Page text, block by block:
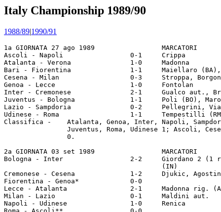
Italy Championship 1989/90
1988/89|1990/91
1a GIORNATA 27 ago 1989                 MARCATORI
Ascoli - Napoli                 0-1     Crippa
Atalanta - Verona               1-0     Madonna
Bari - Fiorentina               1-1     Maiellaro (BA), Baggio (FI)
Cesena - Milan                  0-3     Stroppa, Borgonovo, Massaro
Genoa - Lecce                   1-0     Fontolan
Inter - Cremonese               2-1     Gualco aut., Brehme rig. (IN)
Juventus - Bologna              1-1     Poli (BO), Marocchi (JU)
Lazio - Sampdoria               0-2     Pellegrini, Vialli
Udinese - Roma                  1-1     Tempestilli (RM)
Classifica -    Atalanta, Genoa, Inter, Napoli, Sampdoria 2; Bari, Bologna, Fiorentina,
                Juventus, Roma, Udinese 1; Ascoli, Cesena, Cremonese, Lazio, Lecce, Verona
                0.

2a GIORNATA 03 set 1989                 MARCATORI
Bologna - Inter                 2-2     Giordano 2 (1 rig.) (BO), Klinsmann, Mandorlini
                                        (IN)
Cremonese - Cesena              1-2     Djukic, Agostini (CE)
Fiorentina - Genoa*             0-0
Lecce - Atalanta                2-1     Madonna rig. (AT), Moriero, Pasculli (LE)
Milan - Lazio                   0-1     Maldini aut.
Napoli - Udinese                1-0     Renica
Roma - Ascoli**                 0-0
Sampdoria - Bari                0-0
Verona - Juventus               1-4     Schillaci 2, Fortunato, Marocchi (JU)
Classifica -    Napoli 4; Genoa, Inter, Juventus, Sampdoria 3; Atalanta, Bari, Bologna,
                Cesena, Fiorentina, Lazio, Lecce, Milan, Roma 2; Udinese, Ascoli 1;
                Cremonese, Verona 0.
*played in Pistoia
**played in Pescara

3a GIORNATA 06 set 1989                 MARCATORI
Ascoli - Sampdoria              2-1     Salsano (SA)
Atalanta - Milan                0-1     Ancelotti
Bari - Verona                   2-1     Gerson, Scarafoni (BA)
Cesena - Napoli                 0-0
Genoa - Roma                    0-2     Voller 2 (1 rig.)
Inter - Lecce                   2-1     Klinsmann, Brehme rig. (IN), Pasculli (LE)
Juventus - Fiorentina           3-1     Kubik (FI), Casiraghi, Schillaci, Alessio (JU)
Lazio - Cremonese               1-1     Ruben Sosa (LA)
Udinese - Bologna               1-1     Villa (BO)
Classifica -    Inter, Juventus, Napoli 5; Bari, Milan, Roma 4; Ascoli, Bologna, Cesena,
                Genoa, Lazio, Sampdoria 3; Atalanta, Fiorentina, Lecce, Udinese 2;
                Cremonese 1; Verona 0.

4a GIORNATA 10 set 1989                 MARCATORI
Bologna - Bari                  3-1     Lorenzo (BA), Lorenzo, Bonini, Poli (BO)
Cremonese - Genoa               0-1     Aguilera rig.
Fiorentina - Lazio*             1-0     Baggio rig.
Juventus - Ascoli               3-1     Zavarov, Bonetti, Sabato aut. (JU)
Lecce - Cesena                  2-1     Esposito (CE), Marino, Pasculli rig. (LE)
Milan - Udinese                 3-1     Ancelotti, Massaro, Rijkaard (MI)
Roma - Atalanta                 4-1     Caniggia (AT), Desideri, Gerolin, Berthold, 
                                        Voller (RM)
Sampdoria - Inter               2-0     Vialli, Cerezo
Verona - Napoli                 1-2     Mauro, Careca rig. (NA)
Classifica -    Juventus, Napoli 7; Milan, Roma 6; Bologna, Genoa, Inter, Sampdoria 5;
                Bari, Fiorentina, Lecce 4; Ascoli, Cesena, Lazio 3; Atalanta, Udinese 2;
                Cremonese 1; Verona 0.
*played in Pistoia

5a GIORNATA 17 set 1989                 MARCATORI
Ascoli - Verona                 1-1
Atalanta - Cremonese            2-0     Madonna, Bortolazzi
Bari - Roma                     1-2     Joao Paulo (BA), Brambati aut., Desideri (RM)
Cesena - Bologna                0-0
Genoa - Milan                   1-1     Aguilera (GE), Rijkaard (MI)
Inter - Juventus                2-1     Matthaeus, Klinsmann (IN), Marocchi (JU)
Lazio - Lecce                   3-0     Amarildo 2, Gregucci
Napoli - Fiorentina             3-2     Baggio 2 (1 rig.) (FI), Pioli aut., Careca, 
                                        Corradini (NA)
Udinese - Sampdoria             3-3     Paganin aut., Vialli, Katanec (SA)
Classifica -    Napoli 9; Roma 8; Inter, Juventus, Milan 7; Bologna, Genoa, Sampdoria 6;
                Lazio 5; Ascoli, Atalanta, Bari, Cesena, Fiorentina, Lecce 4; Udinese 3;
                Cremonese, Verona 1.

6a GIORNATA 24 set 1989                 MARCATORI
Ascoli - Inter                  0-1     Klinsmann
Bologna - Genoa                 1-0     Villa
Cremonese - Napoli              1-1     Maradona (NA)
Juventus - Bari                 1-0     Schillaci
Lecce - Udinese                 1-0     Pasculli
Milan - Fiorentina              1-1     Dell'Oglio (FI), Tassotti (MI)
Roma - Cesena                   1-0     Desideri
Sampdoria - Atalanta            1-0     Katanec
Verona - Lazio                  1-1     Sotomayor aut.
Classifica -    Napoli, Roma 10; Inter, Juventus 9; Bologna, Milan, Sampdoria 8; Genoa,
                Lazio, Lecce 6; Fiorentina 5; Ascoli, Atalanta, Bari, Cesena 4; Udinese 3;
                Cremonese, Verona 2.

7a GIORNATA 01 ott 1989                 MARCATORI
Atalanta - Cesena               1-0     Stromberg
Bari - Ascoli                   2-2     Joao Paulo 2 (BA)
Bologna - Cremonese             1-1     Giordano rig. (BO)
Fiorentina - Udinese*           1-2     Buso (FI)
Genoa - Sampdoria               1-2     Fontolan (GE), Vialli, Mancini (SA)
Inter - Roma                    3-0     Matthaeus, Brehme, Matthaeus
Lazio - Juventus                1-1     De Agostini rig. (JU), Di Canio (LA)
Napoli - Milan                  3-0     Carnevale 2, Maradona
Verona - Lecce                  0-0
Classifica -    Napoli 12; Inter 11; Juventus, Roma, Sampdoria 10; Bologna 9; Milan 8;
                Lazio, Lecce 7; Atalanta, Genoa 6; Ascoli, Bari, Fiorentina, Udinese 5;
                Cesena 4; Cremonese, Verona 3.
*played in Pistoia

8a GIORNATA 08 ott 1989                 MARCATORI
Ascoli - Bologna                1-1     Bonetti (BO)
Cesena - Lazio                  0-0
Cremonese - Milan               1-0
Inter - Bari                    1-1     Carbone (BA), Berti (IN)
Juventus - Atalanta             0-1     Caniggia
Lecce - Fiorentina              1-0     Virdis
Roma - Napoli                   1-1     Maradona rig. (NA), Comi (RM)
Sampdoria - Verona              1-0     Vialli
Udinese - Genoa                 2-4     Fontolan 2, Aguilera 2 (GE)
Classifica -    Napoli 13; Inter, Sampdoria 12; Roma 11; Bologna, Juventus 10; Lecce 9;
                Atalanta, Genoa, Lazio, Milan 8; Ascoli, Bari 6; Cesena, Cremonese,
                Fiorentina, Udinese 5; Verona 3.

9a GIORNATA 22 ott 1989                 MARCATORI
Atalanta - Ascoli               1-0     Bresciani
Cesena - Udinese                1-1     Agostini (CE)
Fiorentina - Sampdoria          3-1     Volpecina, Battistini, Baggio (FI), Mancini (SA)
Genoa - Juventus                2-3     Aguilera, Fortunato aut. (GE), Schillaci 2,
                                        Aleinikov (JU)
Lazio - Bologna                 3-0     Di Canio, Sosa 2 rig.
Lecce - Bari                    1-1     Loseto (BA), Virdis (LE)
Milan - Roma                    1-0     Van Basten
Napoli - Inter                  2-0     Careca, Maradona
Verona - Cremonese              1-1
Classifica -    Napoli 15; Inter, Juventus, Sampdoria 12; Roma 11; Atalanta, Bologna,
                Lazio, Lecce, Milan 10; Genoa 8; Bari, Fiorentina 7; Ascoli, Cesena,
                Cremonese, Udinese 6; Verona 4.

10a GIORNATA 29 ott 1989                MARCATORI
Ascoli - Milan                  1-0
Bari - Cesena                   2-0     Carrera, Maiellaro
Bologna - Atalanta              0-0
Cremonese - Fiorentina          1-2     Nappi, Pioli (FI)
Genoa - Napoli                  1-1     Fontolan (GE), Maradona rig. (NA)
Inter - Lazio                   3-0     Morello, Brehme rig., Serena
Juventus - Sampdoria            1-0     Aleinikov
Roma - Lecce                    2-1     Levanto (LE), Giannini, Rizzitelli (RM)
Udinese - Verona                2-1
Classifica -    Napoli 16; Inter, Juventus 14; Roma 13; Sampdoria 12; Atalanta, Bologna 11;
                Lazio, Lecce, Milan 10; Bari, Fiorentina, Genoa 9; Ascoli, Udinese 8;
                Cesena, Cremonese 6; Verona 4.

11a GIORNATA 05 nov 1989                MARCATORI
Bari - Genoa                    0-0
Cesena - Ascoli                 1-0     Pierleoni
Cremonese - Udinese             2-2
Fiorentina - Bologna            0-1     Geovani
Lazio - Atalanta                1-2     Evair 2 (AT), Amarildo (LA)
Milan - Juventus                3-2     De Agostini rig., Schillaci (JU), 
                                        Van Basten 2 (1 rig.), Donadoni (MI)
Napoli - Lecce                  3-2     Virdis, Conte (LE), Fusi, Carnevale 2 (NA)
Sampdoria - Roma                4-2     Desideri, Rizzitelli (RM), Salsano, Mancini, 
                                        Vialli 2 (SA)
Verona - Inter                  0-3     Klinsmann 3
Classifica -    Napoli 18; Inter 16; Juventus, Sampdoria 14; Atalanta, Bologna, Roma 13;
                Milan 12; Bari, Genoa, Lazio, Lecce 10; Fiorentina, Udinese 9; Ascoli,
                Cesena 8; Cremonese 7; Verona 4.

12a GIORNATA 19 nov 1989                MARCATORI
Atalanta - Bari                 0-0
Bologna - Verona                1-0     Marronaro
Fiorentina - Ascoli             5-1     Baggio 3, Dertycia 2 (FI)
Genoa - Cesena                  2-3     Esposito, Nobile, Agostini rig. (CE), Torrente,
                                        Aguilera rig. (GE)
Inter - Milan                   0-3     Van Basten, Fuser, Massaro
Lecce - Cremonese               2-1     Benedetti, Pasculli rig. (LE)
Napoli - Sampdoria              1-1     Maradona rig. (NA), Dossena (SA)
Roma - Lazio                    1-1     Bertoni (LA), Giannini (RM)
Udinese - Juventus              2-2     Zavarov, Fortunato (JU)
Classifica -    Napoli 19; Inter 16; Bologna, Juventus, Sampdoria 15; Atalanta, Milan, Roma